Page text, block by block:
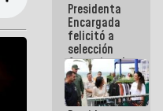
Presidenta
Encargada
felicitó a
selección
femenina de
baloncesto
por su
clasificación